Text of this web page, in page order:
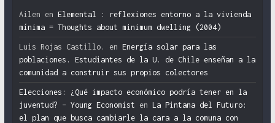
Ailen en Elemental : reflexiones entorno a la vivienda
mínima = Thoughts about minimum dwelling (2004)
Luis Rojas Castillo. en Energía solar para las
poblaciones. Estudiantes de la U. de Chile enseñan a la
comunidad a construir sus propios colectores
Elecciones: ¿Qué impacto económico podría tener en la
juventud? – Young Economist en La Pintana del Futuro:
el plan que busca cambiarle la cara a la comuna con